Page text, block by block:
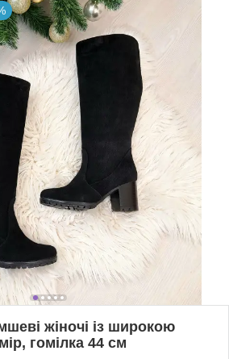
жіночі із широкою
гомілка 44 см